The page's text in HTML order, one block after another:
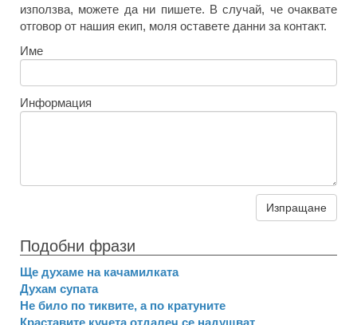
използва, можете да ни пишете. В случай, че очаквате
отговор от нашия екип, моля оставете данни за контакт.
Име
Информация
Изпращане
Подобни фрази
Ще духаме на качамилката
Духам супата
Не било по тиквите, а по кратуните
Краставите кучета отдалеч се надушват